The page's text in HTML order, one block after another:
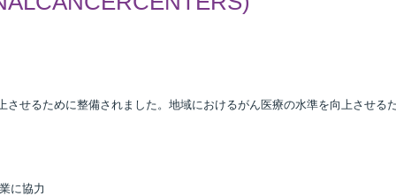
せるために整備されました。地域におけるがん医療の水準を向上させる
に協力